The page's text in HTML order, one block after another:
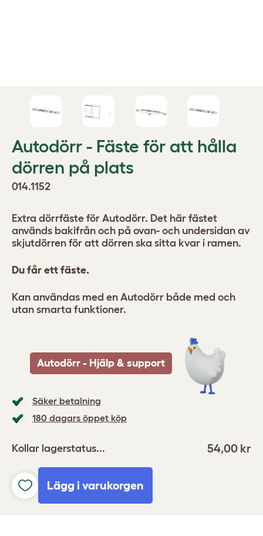
Autodörr - Fäste för att hålla
dörren på plats
014.1152
Säker betalning
180 dagars öppet köp
Kollar lagerstatus... 54,00 kr
Lägg i varukorgen
Extra dörrfäste för Autodörr. Det här fästet
används bakifrån och på ovan- och undersidan av
skjutdörren för att dörren ska sitta kvar i ramen.
Du får ett fäste.
Kan användas med en Autodörr både med och
utan smarta funktioner.
Autodörr - Hjälp & support